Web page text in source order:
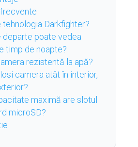
tehnologia Darkfighter?
departe poate vedea
timp de noapte?
rezistentă la apă?
camera atât în interior,
maximă are slotul
microSD?